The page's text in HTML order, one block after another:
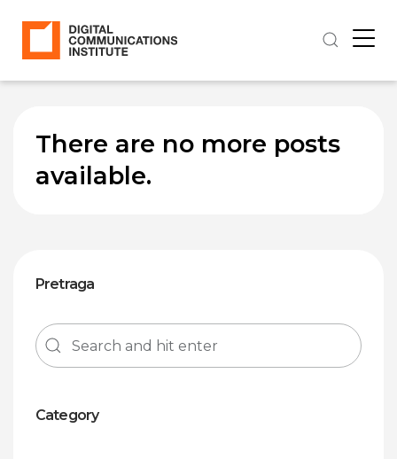
There are no more posts
available.
Pretraga
Category